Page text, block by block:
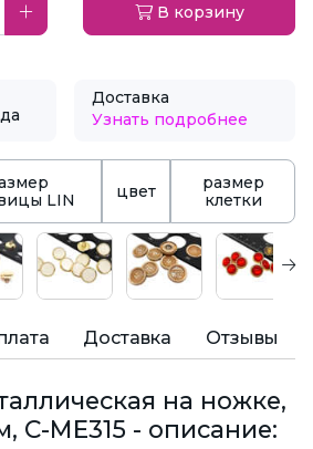
В корзину
Доставка
Узнать подробнее
LIN
цвет
размер
клетки
Доставка Отзывы
на ножке,
С-МЕ315 - описание: